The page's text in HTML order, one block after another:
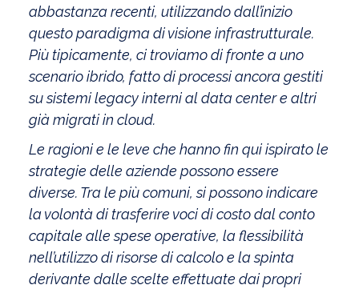
abbastanza recenti, utilizzando dall’inizio
questo paradigma di visione infrastrutturale.
Più tipicamente, ci troviamo di fronte a uno
scenario ibrido, fatto di processi ancora gestiti
su sistemi legacy interni al data center e altri
già migrati in cloud.
Le ragioni e le leve che hanno fin qui ispirato le
strategie delle aziende possono essere
diverse. Tra le più comuni, si possono indicare
la volontà di trasferire voci di costo dal conto
capitale alle spese operative, la flessibilità
nell’utilizzo di risorse di calcolo e la spinta
derivante dalle scelte effettuate dai propri